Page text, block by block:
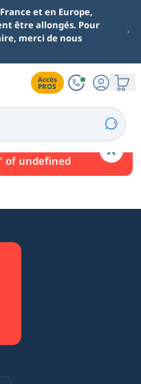
et en Europe,
être allongés. Pour
merci de nous
Accès
PROS
of undefined